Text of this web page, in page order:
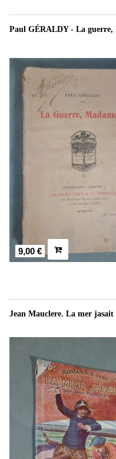
Paul GÉRALDY - La guerre,
9,00 €
Jean Mauclere. La mer jasait